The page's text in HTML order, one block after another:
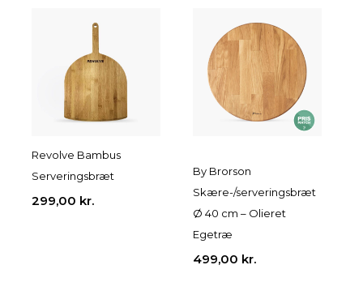
Revolve Bambus
Serveringsbræt
299,00 kr.
By Brorson
Skære-/serveringsbræt
Ø 40 cm – Olieret
Egetræ
499,00 kr.